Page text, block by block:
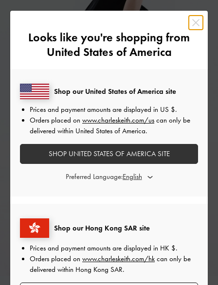
Looks like you're shopping from
United States of America
Shop our Hong Kong SAR site
Prices and payment amounts are displayed in HK $.
Orders placed on www.charleskeith.com/hk can only be
delivered within Hong Kong SAR.
Shop our United States of America site
Prices and payment amounts are displayed in US $.
Orders placed on www.charleskeith.com/us can only be
delivered within United States of America.
SHOP UNITED STATES OF AMERICA SITE
Preferred Language: